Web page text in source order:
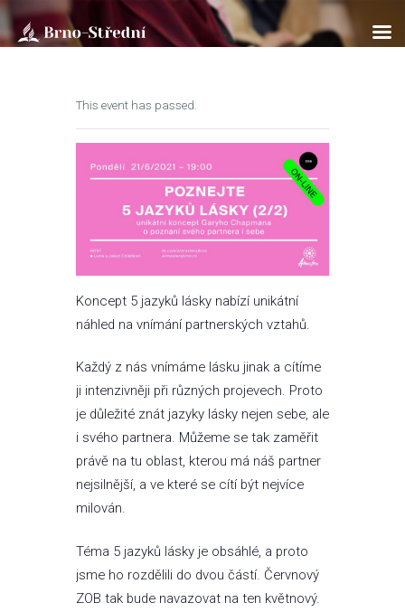
ÚVOD
BOHOSLUŽBY
SOBOTNÍ ŠKOLA
KLUB PATHFINDER
ROZPISY
ÚVAHY
KONTAKTY
EN/UA
This event has passed.
Koncept 5 jazyků lásky nabízí unikátní
náhled na vnímání partnerských vztahů.
Každý z nás vnímáme lásku jinak a cítíme
ji intenzivněji při různých projevech. Proto
je důležité znát jazyky lásky nejen sebe, ale
i svého partnera. Můžeme se tak zaměřit
právě na tu oblast, kterou má náš partner
nejsilnější, a ve které se cítí být nejvíce
milován.
Téma 5 jazyků lásky je obsáhlé, a proto
jsme ho rozdělili do dvou částí. Červnový
ZOB tak bude navazovat na ten květnový.